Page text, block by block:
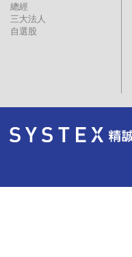
總經
三大法人
自選股